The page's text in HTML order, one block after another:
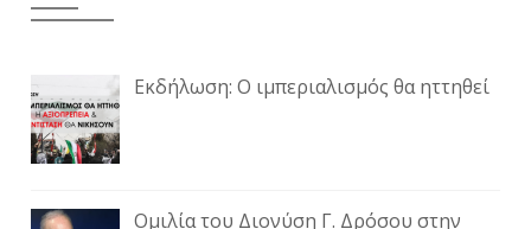
Εκδήλωση: Ο ιμπεριαλισμός θα ηττηθεί
Ομιλία του Διονύση Γ. Δρόσου στην